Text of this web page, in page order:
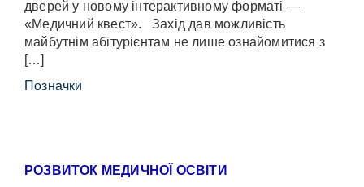
дверей у новому інтерактивному форматі —
«Медичний квест». Захід дав можливість
майбутнім абітурієнтам не лише ознайомитися з
[…]
Позначки
РОЗВИТОК МЕДИЧНОЇ ОСВІТИ